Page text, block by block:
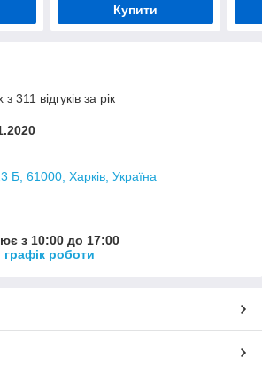
Купити
311 відгуків за рік
Б, 61000, Харків, Україна
з 10:00 до 17:00
роботи